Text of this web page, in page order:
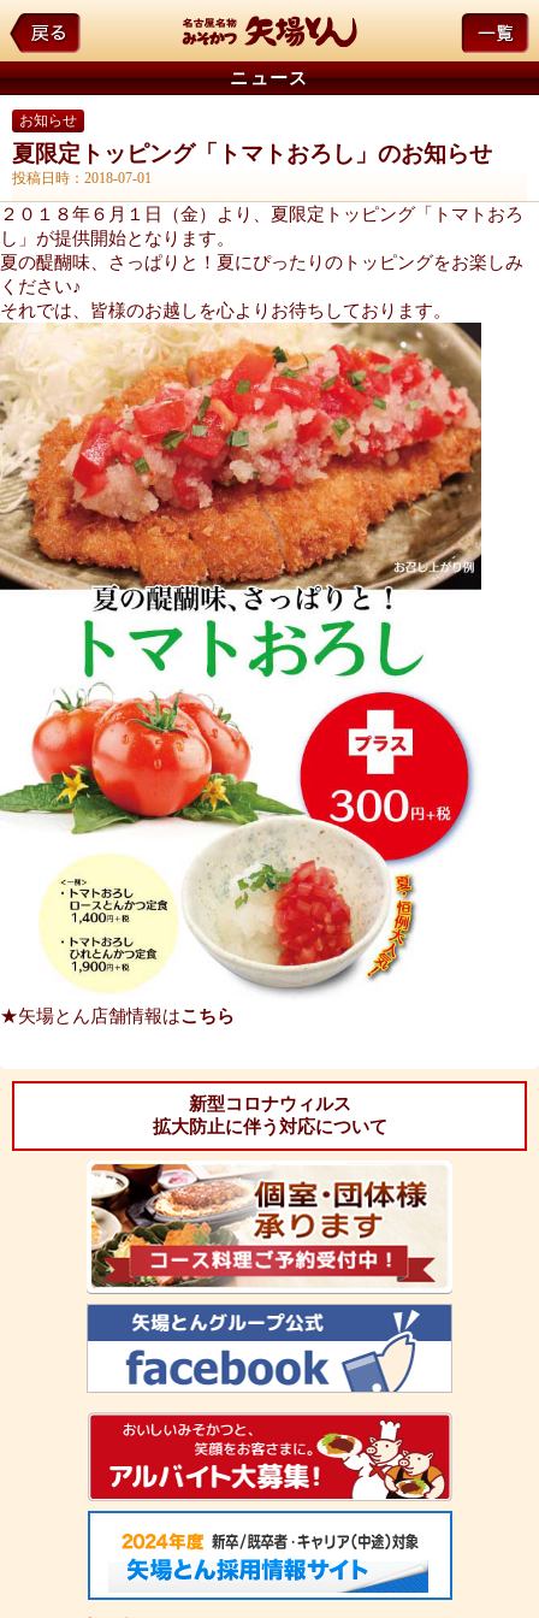
ニュース
お知らせ
夏限定トッピング「トマトおろし」のお知らせ
投稿日時：2018-07-01
２０１８年６月１日（金）より、夏限定トッピング「トマトおろ
し」が提供開始となります。
夏の醍醐味、さっぱりと！夏にぴったりのトッピングをお楽しみ
ください♪
それでは、皆様のお越しを心よりお待ちしております。
★矢場とん店舗情報はこちら
新型コロナウィルス
拡大防止に伴う対応について